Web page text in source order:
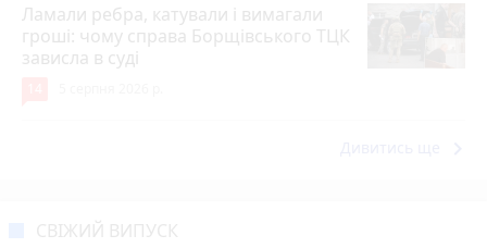
Ламали ребра, катували і вимагали
гроші: чому справа Борщівського ТЦК
зависла в суді